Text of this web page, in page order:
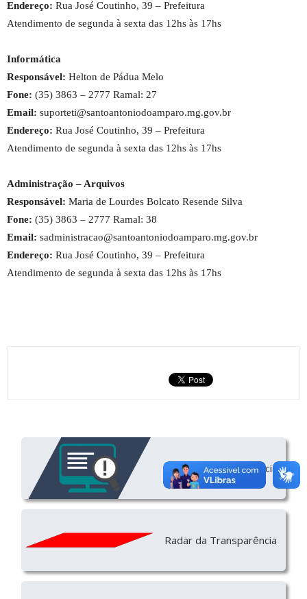
Endereço: Rua José Coutinho, 39 – Prefeitura
Atendimento de segunda à sexta das 12hs às 17hs
Informática
Responsável: Helton de Pádua Melo
Fone: (35) 3863 – 2777 Ramal: 27
Email: suporteti@santoantoniodoamparo.mg.gov.br
Endereço: Rua José Coutinho, 39 – Prefeitura
Atendimento de segunda à sexta das 12hs às 17hs
Administração – Arquivos
Responsável: Maria de Lourdes Bolcato Resende Silva
Fone: (35) 3863 – 2777 Ramal: 38
Email: sadministracao@santoantoniodoamparo.mg.gov.br
Endereço: Rua José Coutinho, 39 – Prefeitura
Atendimento de segunda à sexta das 12hs às 17hs
Portal da Transparência
Radar da Transparência